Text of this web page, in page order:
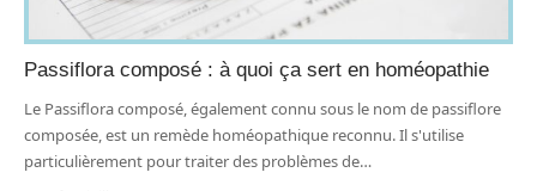
Passiflora composé : à quoi ça sert en homéopathie
Le Passiflora composé, également connu sous le nom de passiflore
composée, est un remède homéopathique reconnu. Il s'utilise
particulièrement pour traiter des problèmes de…